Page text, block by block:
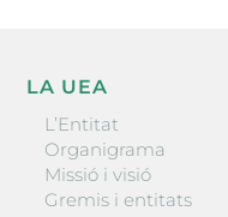
LA UEA
L’Entitat
Organigrama
Missió i visió
Gremis i entitats